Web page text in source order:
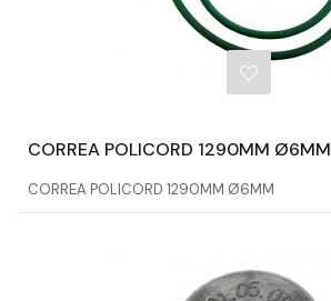
CORREA POLICORD 1290MM Ø6MM
CORREA POLICORD 1290MM Ø6MM